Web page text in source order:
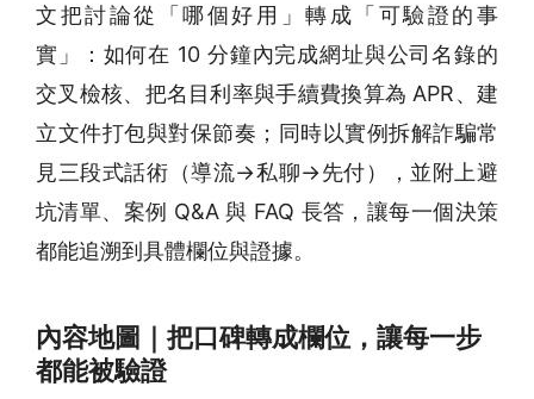
文把討論從「哪個好用」轉成「可驗證的事
實」：如何在 10 分鐘內完成網址與公司名錄的
交叉檢核、把名目利率與手續費換算為 APR、建
立文件打包與對保節奏；同時以實例拆解詐騙常
見三段式話術（導流→私聊→先付），並附上避
坑清單、案例 Q&A 與 FAQ 長答，讓每一個決策
都能追溯到具體欄位與證據。
內容地圖｜把口碑轉成欄位，讓每一步
都能被驗證